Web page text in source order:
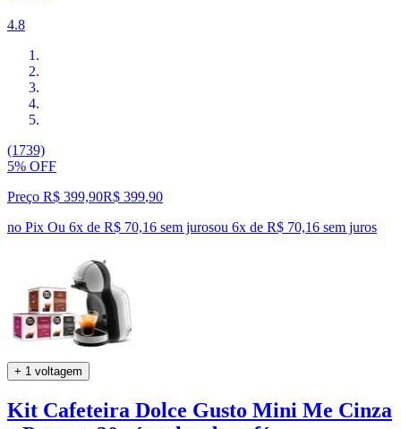
4.8
(1739)
5% OFF
Preço R$ 399,90R$ 399,90
no Pix Ou 6x de R$ 70,16 sem jurosou 6x de R$ 70,16 sem juros
+ 1 voltagem
Kit Cafeteira Dolce Gusto Mini Me Cinza